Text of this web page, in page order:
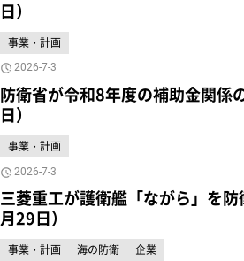
日）
事業・計画
2026-7-3
防衛省が令和8年度の補助金関係
日）
事業・計画
2026-7-3
三菱重工が護衛艦「ながら」を
月29日）
事業・計画 海の防衛 企業